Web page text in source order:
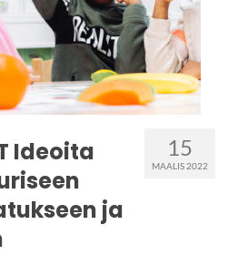
15
MAALIS 2022
Ideoita
ja